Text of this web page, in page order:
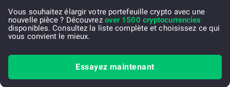
Vous souhaitez élargir votre portefeuille crypto avec une
nouvelle pièce ? Découvrez over 1500 cryptocurrencies
disponibles. Consultez la liste complète et choisissez ce qui
vous convient le mieux.
Essayez maintenant